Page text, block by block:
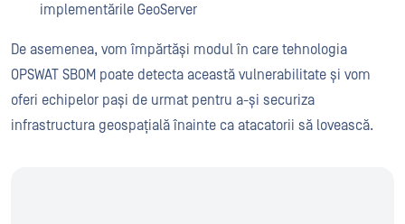
implementările GeoServer
De asemenea, vom împărtăși modul în care tehnologia
OPSWAT SBOM poate detecta această vulnerabilitate și vom
oferi echipelor pași de urmat pentru a-și securiza
infrastructura geospațială înainte ca atacatorii să lovească.